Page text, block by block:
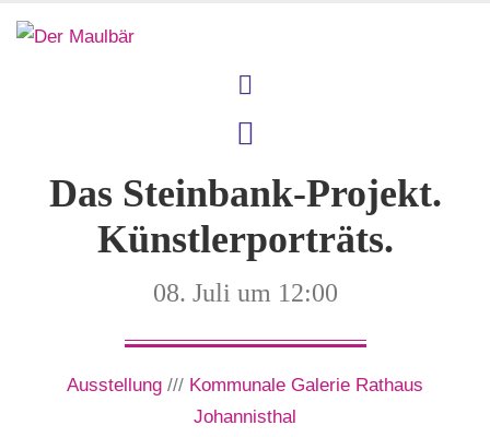
Das Steinbank-Projekt.
Künstlerporträts.
08. Juli um 12:00
Ausstellung /// Kommunale Galerie Rathaus
Johannisthal